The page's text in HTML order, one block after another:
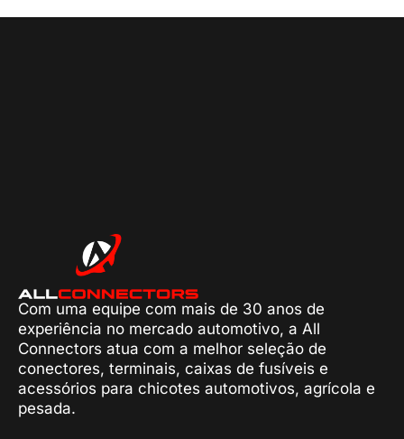
Com uma equipe com mais de 30 anos de
experiência no mercado automotivo, a All
Connectors atua com a melhor seleção de
conectores, terminais, caixas de fusíveis e
acessórios para chicotes automotivos, agrícola e
pesada.